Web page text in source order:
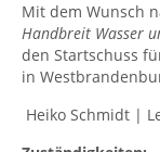
Mit dem Wunsch
Handbreit Wasser
den Startschuss
in
Heiko Schmidt |